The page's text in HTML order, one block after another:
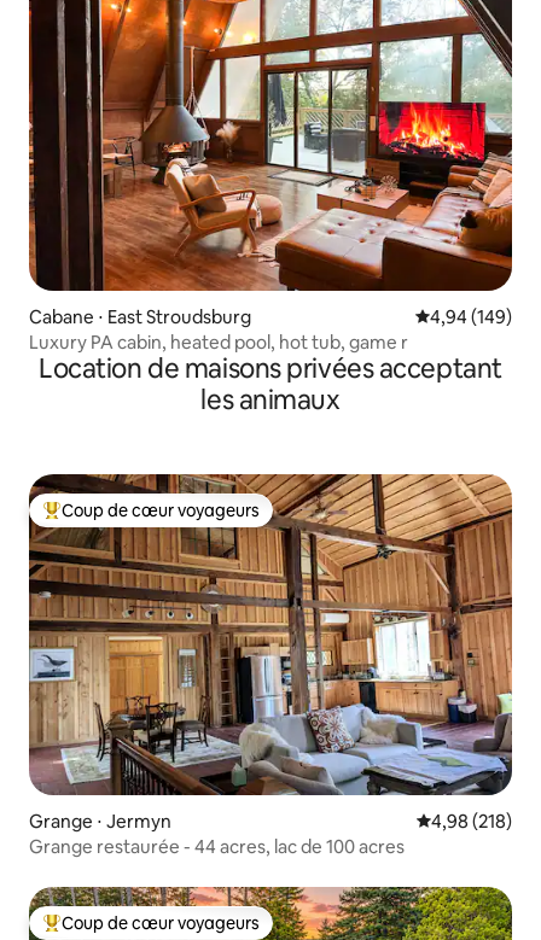
Cabane ⋅ East Stroudsburg Évaluation
4,94 (149)
Luxury PA cabin, heated pool, hot tub, game r
Location de maisons privées acceptant
les animaux
Coups de cœur voyageurs les plus appréciés
Coup de cœur voyageurs
Grange ⋅ Jermyn Évaluation
4,98 (218)
Grange restaurée - 44 acres, lac de 100 acres
Coups de cœur voyageurs les plus appréciés
Coup de cœur voyageurs